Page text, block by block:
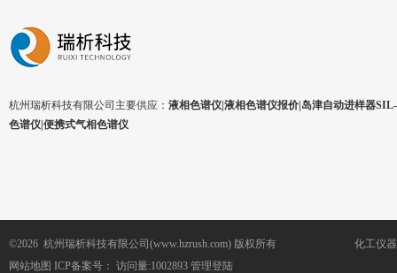
杭州瑞析科技有限公司主要供应： 液相色谱仪|液相色谱仪报价|岛津自动进样器
色谱仪|便携式气相色谱仪
©2026 杭州瑞析科技有限公司(www.hzrush.com) 版权所有
网站地图 ICP备案号： 访问量:1002893 管理登陆
化工仪